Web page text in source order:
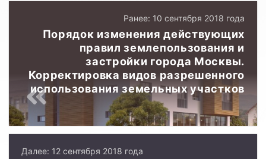
Ранее: 10 сентября 2018 года
Порядок изменения действующих
правил землепользования и
застройки города Москвы.
Корректировка видов разрешенного
использования земельных участков
Далее: 12 сентября 2018 года